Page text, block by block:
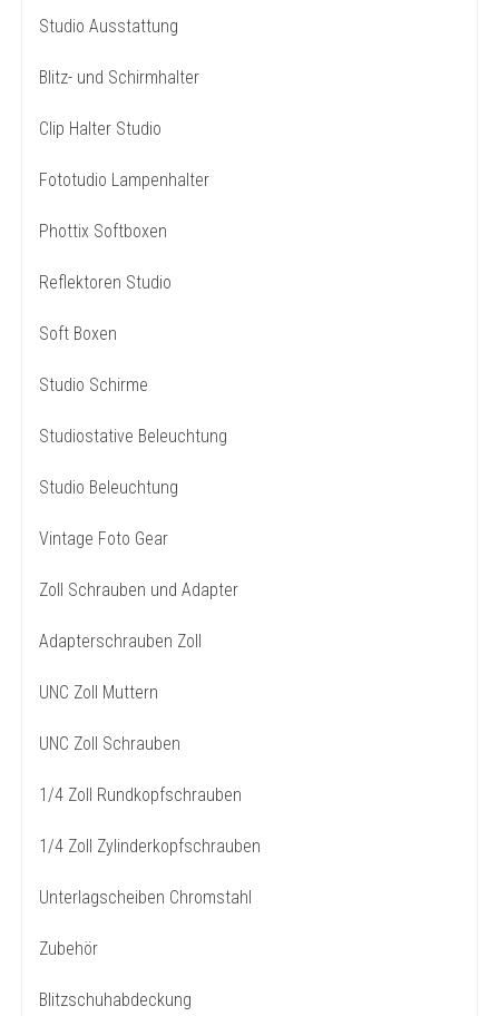
Studio Ausstattung
Blitz- und Schirmhalter
Clip Halter Studio
Fototudio Lampenhalter
Phottix Softboxen
Reflektoren Studio
Soft Boxen
Studio Schirme
Studiostative Beleuchtung
Studio Beleuchtung
Vintage Foto Gear
Zoll Schrauben und Adapter
Adapterschrauben Zoll
UNC Zoll Muttern
UNC Zoll Schrauben
1/4 Zoll Rundkopfschrauben
1/4 Zoll Zylinderkopfschrauben
Unterlagscheiben Chromstahl
Zubehör
Blitzschuhabdeckung